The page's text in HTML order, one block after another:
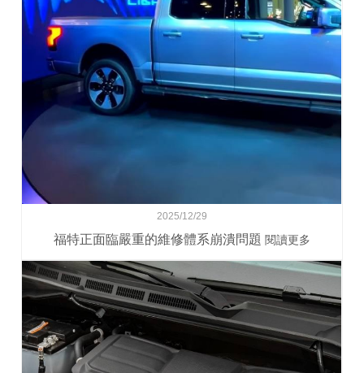
2025/12/29
福特正面臨嚴重的維修體系崩潰問題 閱讀更多